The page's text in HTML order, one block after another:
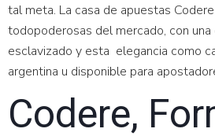
tal meta. La casa de apuestas
todopoderosas del mercado, con una
esclavizado y esta elegancia como
argentina u disponible para
Codere,